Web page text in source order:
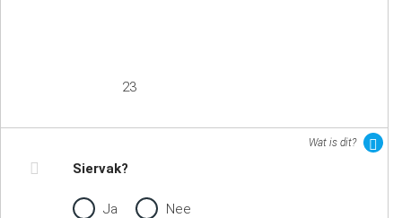
23
Wat is dit?
Siervak?
Ja Nee